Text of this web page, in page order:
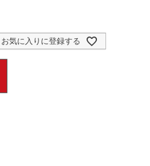
お気に入りに登録する